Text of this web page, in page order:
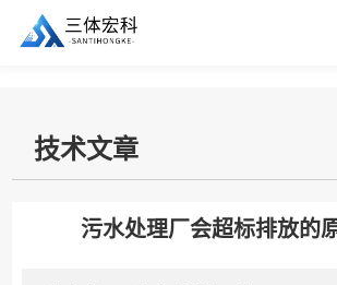
技术文章
污水处理厂会超标排放的